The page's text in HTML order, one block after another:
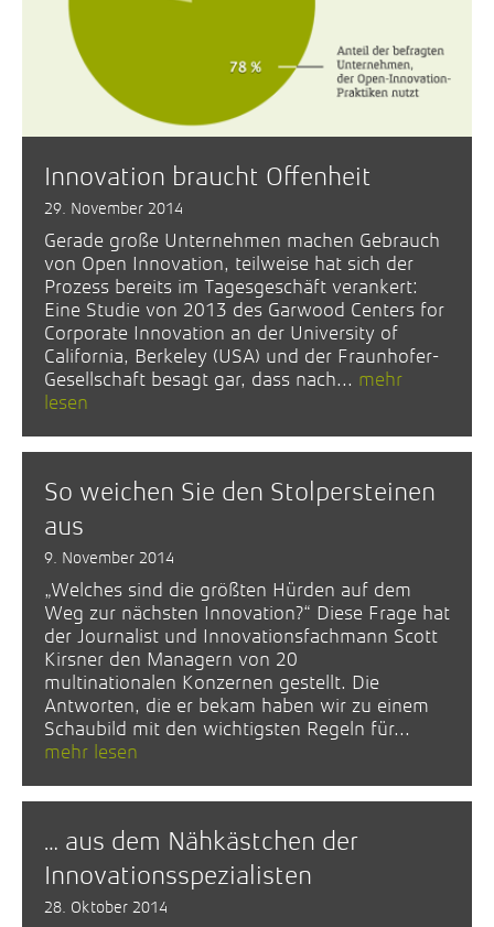
Innovation braucht Offenheit
29. November 2014
Gerade große Unternehmen machen Gebrauch
von Open Innovation, teilweise hat sich der
Prozess bereits im Tagesgeschäft verankert:
Eine Studie von 2013 des Garwood Centers for
Corporate Innovation an der University of
California, Berkeley (USA) und der Fraunhofer-
Gesellschaft besagt gar, dass nach... mehr
lesen
So weichen Sie den Stolpersteinen
aus
9. November 2014
„Welches sind die größten Hürden auf dem
Weg zur nächsten Innovation?“ Diese Frage hat
der Journalist und Innovationsfachmann Scott
Kirsner den Managern von 20
multinationalen Konzernen gestellt. Die
Antworten, die er bekam haben wir zu einem
Schaubild mit den wichtigsten Regeln für...
mehr lesen
… aus dem Nähkästchen der
Innovationsspezialisten
28. Oktober 2014